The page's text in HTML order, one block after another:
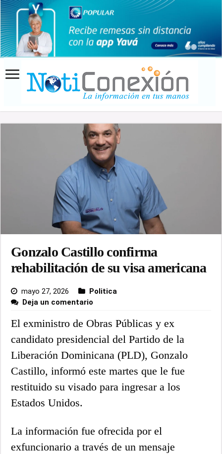
Gonzalo Castillo confirma
rehabilitación de su visa americana
mayo 27, 2026
Politica
Deja un comentario
El exministro de Obras Públicas y ex
candidato presidencial del Partido de la
Liberación Dominicana (PLD), Gonzalo
Castillo, informó este martes que le fue
restituido su visado para ingresar a los
Estados Unidos.
La información fue ofrecida por el
exfuncionario a través de un mensaje